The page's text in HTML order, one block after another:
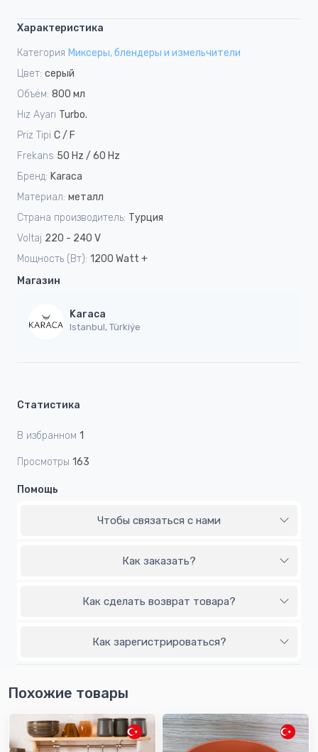
Характеристика
Категория Миксеры, блендеры и измельчители
Цвет: серый
Объём: 800 мл
Hız Ayarı Turbo.
Priz Tipi C / F
Frekans 50 Hz / 60 Hz
Бренд: Karaca
Материал: металл
Страна производитель: Турция
Voltaj 220 - 240 V
Мощность (Вт): 1200 Watt +
Магазин
Karaca
Istanbul, Türkiýe
Статистика
В избранном 1
Просмотры 163
Помощь
Чтобы связаться с нами
Как заказать?
Как сделать возврат товара?
Как зарегистрироваться?
Похожие товары